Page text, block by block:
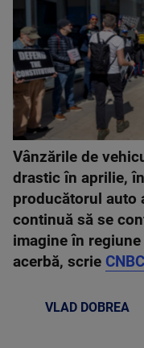
Vânzările de
drastic în aprilie,
producătorul auto
continuă să se
imagine în
acerbă, scrie CNBC
VLAD DOBREA